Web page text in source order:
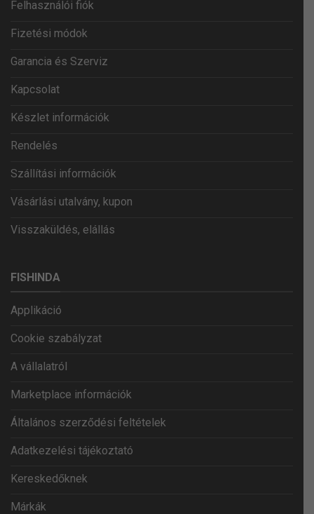
Felhasználói fiók
Fizetési módok
Garancia és Szerviz
Kapcsolat
Készlet információk
Rendelés
Szállítási információk
Vásárlási utalvány, kupon
Visszaküldés, elállás
FISHINDA
Applikáció
Cookie szabályzat
A vállalatról
Marketplace információk
Általános szerződési feltételek
Adatkezelési tájékoztató
Kereskedőknek
Márkák